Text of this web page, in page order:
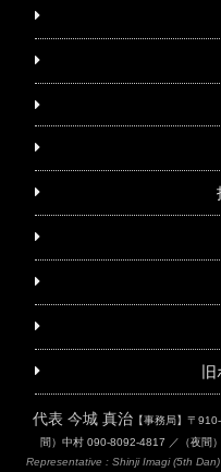
代表 今城 真治【事務局】〒
間）中村 090-8092-4817 ／（夜間
Representative : Shinji Imagi (5th Dan)